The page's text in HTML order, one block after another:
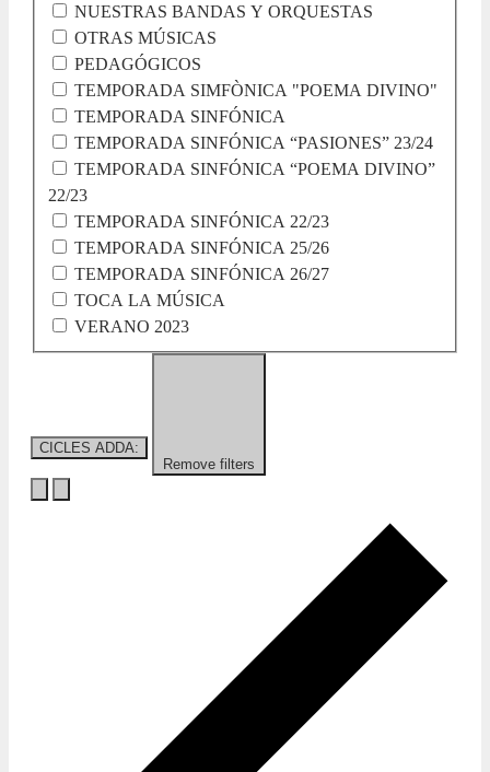
NUESTRAS BANDAS Y ORQUESTAS
OTRAS MÚSICAS
PEDAGÓGICOS
TEMPORADA SIMFÒNICA "POEMA DIVINO"
TEMPORADA SINFÓNICA
TEMPORADA SINFÓNICA “PASIONES” 23/24
TEMPORADA SINFÓNICA “POEMA DIVINO”
22/23
TEMPORADA SINFÓNICA 22/23
TEMPORADA SINFÓNICA 25/26
TEMPORADA SINFÓNICA 26/27
TOCA LA MÚSICA
VERANO 2023
CICLES ADDA:
Remove filters